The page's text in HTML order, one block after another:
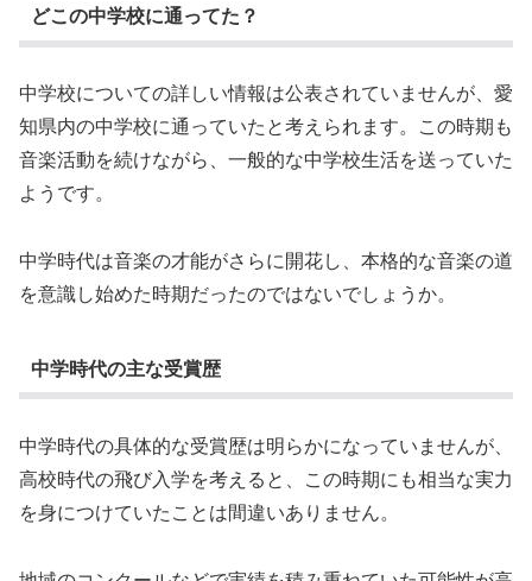
どこの中学校に通ってた？
中学校についての詳しい情報は公表されていませんが、愛
知県内の中学校に通っていたと考えられます。この時期も
音楽活動を続けながら、一般的な中学校生活を送っていた
ようです。
中学時代は音楽の才能がさらに開花し、本格的な音楽の道
を意識し始めた時期だったのではないでしょうか。
中学時代の主な受賞歴
中学時代の具体的な受賞歴は明らかになっていませんが、
高校時代の飛び入学を考えると、この時期にも相当な実力
を身につけていたことは間違いありません。